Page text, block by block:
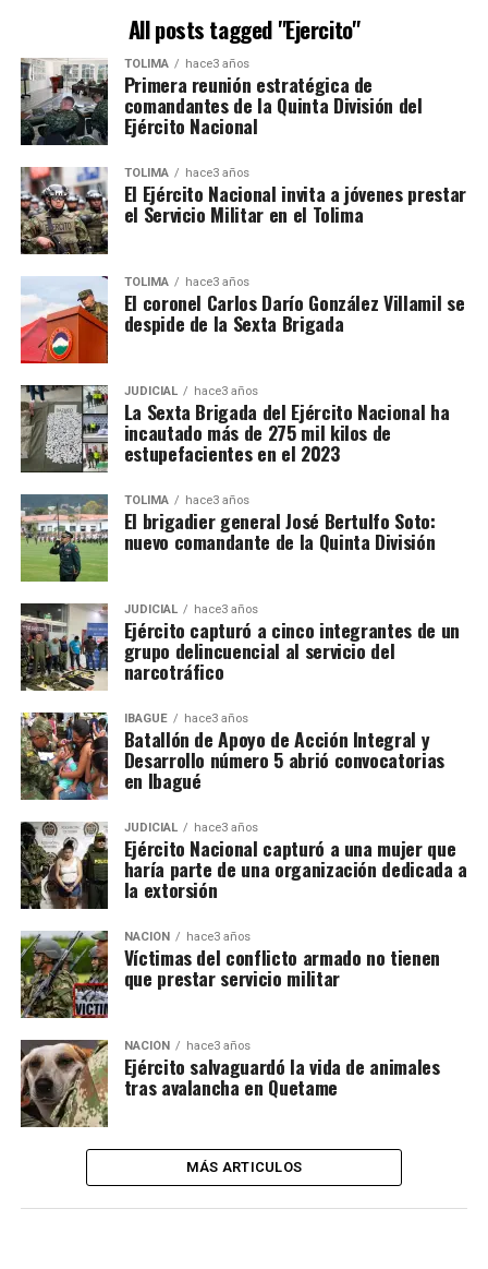
All posts tagged "Ejercito"
TOLIMA hace3 años
Primera reunión estratégica de
comandantes de la Quinta División del
Ejército Nacional
TOLIMA hace3 años
El Ejército Nacional invita a jóvenes prestar
el Servicio Militar en el Tolima
TOLIMA hace3 años
El coronel Carlos Darío González Villamil se
despide de la Sexta Brigada
JUDICIAL hace3 años
La Sexta Brigada del Ejército Nacional ha
incautado más de 275 mil kilos de
estupefacientes en el 2023
TOLIMA hace3 años
El brigadier general José Bertulfo Soto:
nuevo comandante de la Quinta División
JUDICIAL hace3 años
Ejército capturó a cinco integrantes de un
grupo delincuencial al servicio del
narcotráfico
IBAGUÉ hace3 años
Batallón de Apoyo de Acción Integral y
Desarrollo número 5 abrió convocatorias
en Ibagué
JUDICIAL hace3 años
Ejército Nacional capturó a una mujer que
haría parte de una organización dedicada a
la extorsión
NACIÓN hace3 años
Víctimas del conflicto armado no tienen
que prestar servicio militar
NACIÓN hace3 años
Ejército salvaguardó la vida de animales
tras avalancha en Quetame
MÁS ARTICULOS